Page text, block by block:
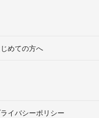
めての方へ
イバシーポリシー